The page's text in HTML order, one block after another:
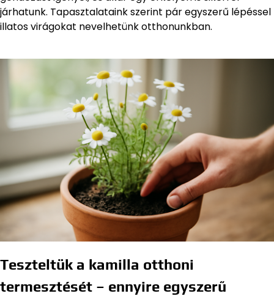
járhatunk. Tapasztalataink szerint pár egyszerű lépéssel
illatos virágokat nevelhetünk otthonunkban.
Teszteltük a kamilla otthoni
termesztését – ennyire egyszerű